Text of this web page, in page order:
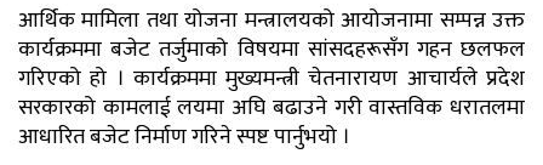
आर्थिक मामिला तथा योजना मन्त्रालयको आयोजनामा सम्पन्न उक्त
कार्यक्रममा बजेट तर्जुमाको विषयमा सांसदहरूसँग गहन छलफल
गरिएको हो । कार्यक्रममा मुख्यमन्त्री चेतनारायण आचार्यले प्रदेश
सरकारको कामलाई लयमा अघि बढाउने गरी वास्तविक धरातलमा
आधारित बजेट निर्माण गरिने स्पष्ट पार्नुभयो ।